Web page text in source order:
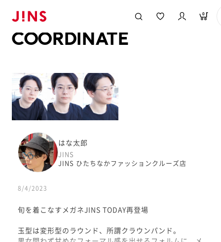
0
COORDINATE
はな太郎
JINS
JINS ひたちなかファッションクルーズ店
8/4/2023
旬を着こなすメガネJINS TODAY再登場
玉型は変形型のラウンド、所謂クラウンパンド。